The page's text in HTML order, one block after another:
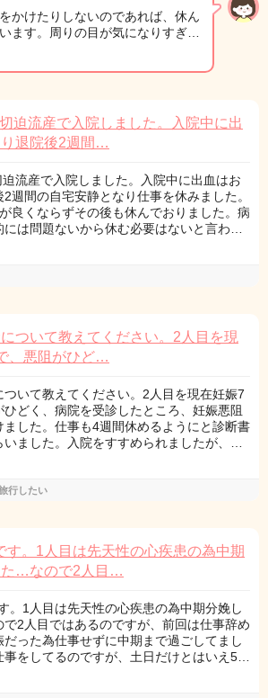
かけたりしないのであれば、休ん
ます。周りの目が気になりすぎ…
迫流産で入院しました。入院中に出
退院後2週間…
流産で入院しました。入院中に出血はお
週間の自宅安静となり仕事を休みました。
良くならずその後も休んでおりました。病
には問題ないから休む必要はないと言わ…
ついて教えてください。2人目を現
、悪阻がひど…
ついて教えてください。2人目を現在妊娠7
ひどく、病院を受診したところ、妊娠悪阻
ました。仕事も4週間休めるようにと診断書
いました。入院をすすめられましたが、…
行したい
す。1人目は先天性の心疾患の為中期
た…なので2人目…
。1人目は先天性の心疾患の為中期分娩し
2人目ではあるのですが、前回は仕事辞め
だった為仕事せずに中期まで過ごしてまし
事をしてるのですが、土日だけとはいえ5…